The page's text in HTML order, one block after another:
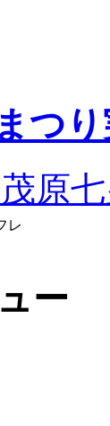
つ
茂原
レ
ー